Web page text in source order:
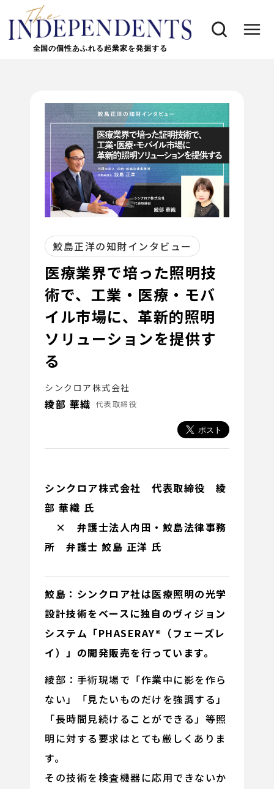
全国の個性あふれる起業家を発掘する
鮫島正洋の知財インタビュー
医療業界で培った照明技
術で、工業・医療・モバ
イル市場に、革新的照明
ソリューションを提供す
る
シンクロア株式会社
綾部 華織 代表取締役
シンクロア株式会社 代表取締役 綾
部 華織 氏
× 弁護士法人内田・鮫島法律事務
所 弁護士 鮫島 正洋 氏
鮫島：シンクロア社は医療照明の光学
設計技術をベースに独自のヴィジョン
システム「PHASERAY®（フェーズレ
イ）」の開発販売を行っています。
綾部：手術現場で「作業中に影を作ら
ない」「見たいものだけを強調する」
「長時間見続けることができる」等照
明に対する要求はとても厳しくありま
す。
その技術を検査機器に応用できないか